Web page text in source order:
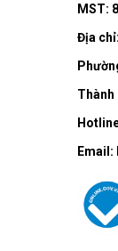
MST:
Địa chỉ:
Thành
Email: